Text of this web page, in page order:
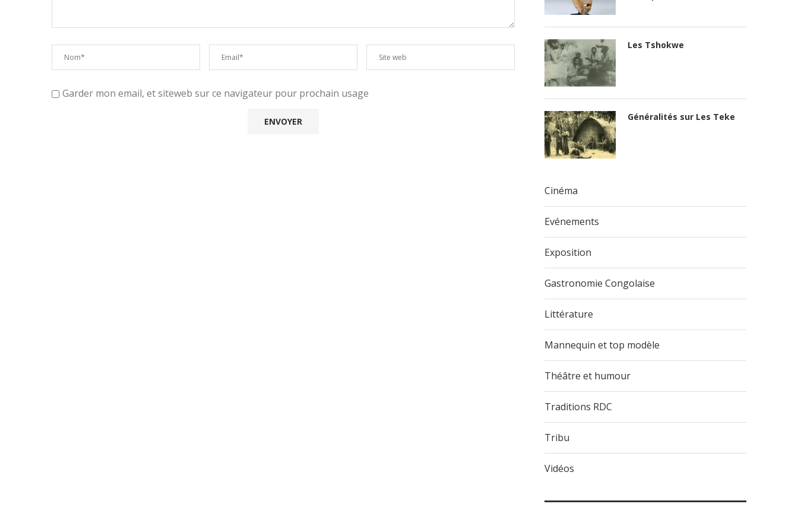
Garder mon email, et siteweb sur ce navigateur pour prochain usage
Les Tshokwe
Généralités sur Les Teke
Cinéma
Evénements
Exposition
Gastronomie Congolaise
Littérature
Mannequin et top modèle
Théâtre et humour
Traditions RDC
Tribu
Vidéos